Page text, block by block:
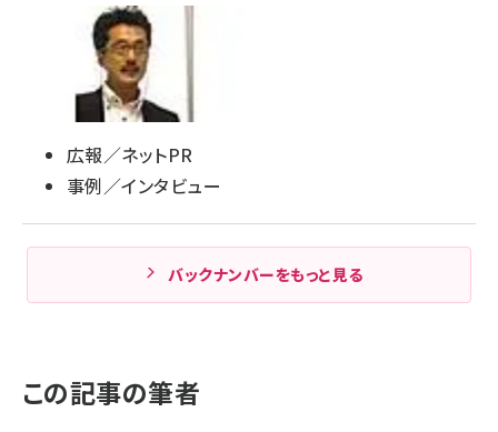
広報／ネットPR
事例／インタビュー
バックナンバーをもっと見る
この記事の筆者